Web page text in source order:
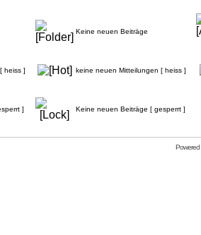
Keine neuen Beiträge
heiss ] keine neuen Mitteilungen [ heiss ]
] Keine neuen Beiträge [ gesperrt ]